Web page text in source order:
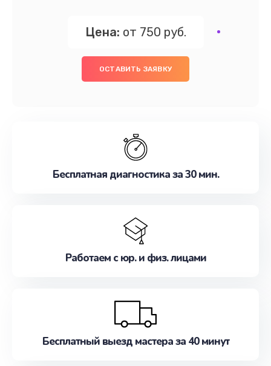
Цена: от 750 руб.
ОСТАВИТЬ ЗАЯВКУ
Бесплатная диагностика за 30 мин.
Работаем с юр. и физ. лицами
Бесплатный выезд мастера за 40 минут